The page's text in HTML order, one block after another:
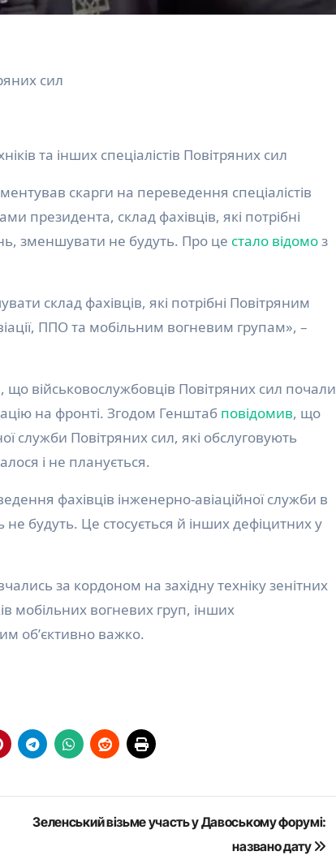
сил
та інших спеціалістів Повітряних сил
скарги на переведення спеціалістів
президента, склад фахівців, які потрібні
зменшувати не будуть. Про це стало відомоз
склад фахівців, які потрібні Повітряним
ППО та мобільним вогневим групам», –
що військовослужбовців Повітряних сил почали
на фронті. Згодом Генштаб повідомив, що
служби Повітряних сил, які обслуговують
і не планується.
фахівців інженерно-авіаційної служби в
не будуть. Це стосується й інших дефіцитних у
за кордоном на західну техніку зенітних
мобільних вогневих груп, інших
обʼєктивно важко.
Зеленський візьме участь у Давоському форумі:
названо дату